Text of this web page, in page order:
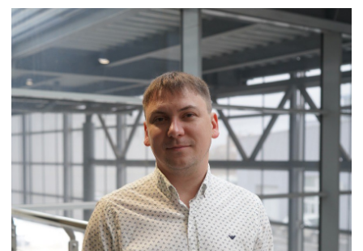
Представленные на сайте материалы и
условия носят исключительно
информационный характер и не являются
публичной офертой, определяемой
положениями ст. 437 Гражданского кодекса
РФ. Для получения подробной информации о
продуктах, услугах и их стоимости
обращайтесь к нашим специалистам.
© Группа компаний «А-Драйв» 2003 - 2026